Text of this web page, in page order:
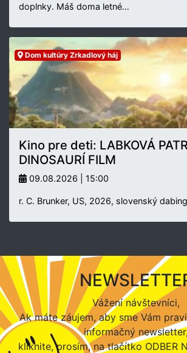
doplnky. Máš doma letné…
Dom kultúry Zrkadlový háj
Kino pre deti: LABKOVÁ
DINOSAURÍ FILM
09.08.2026 | 15:00
r. C. Brunker, US, 2026, slovenský
Vážení návštevníci,
Ak máte záujem, aby sme Vám
informačný newsletter,
kliknite, prosím, na tlačítko ODBER